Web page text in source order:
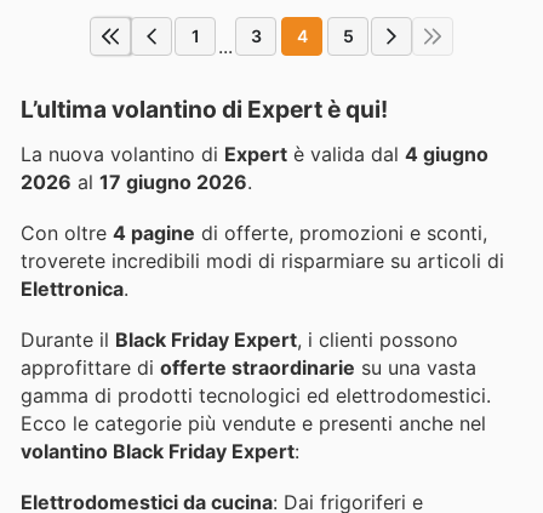
1 ... 3 4 5
L’ultima volantino di Expert è qui!
La nuova volantino di Expert è valida dal 4 giugno
2026 al 17 giugno 2026.
Con oltre 4 pagine di offerte, promozioni e sconti,
troverete incredibili modi di risparmiare su articoli di
Elettronica.
Durante il Black Friday Expert, i clienti possono
approfittare di offerte straordinarie su una vasta
gamma di prodotti tecnologici ed elettrodomestici.
Ecco le categorie più vendute e presenti anche nel
volantino Black Friday Expert:
Elettrodomestici da cucina: Dai frigoriferi e